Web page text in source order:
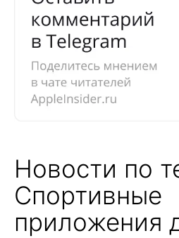
Новости по
Спортивные
приложения